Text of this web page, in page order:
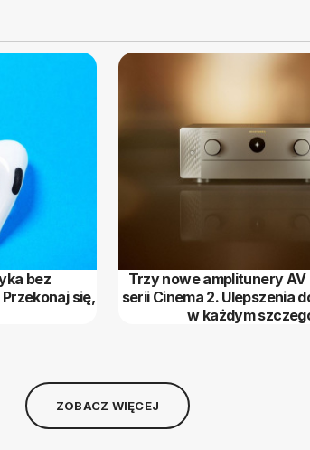
bez
się,
Trzy nowe amplitunery
serii Cinema 2. Ulepszenia
w każdym
ZOBACZ WIĘCEJ